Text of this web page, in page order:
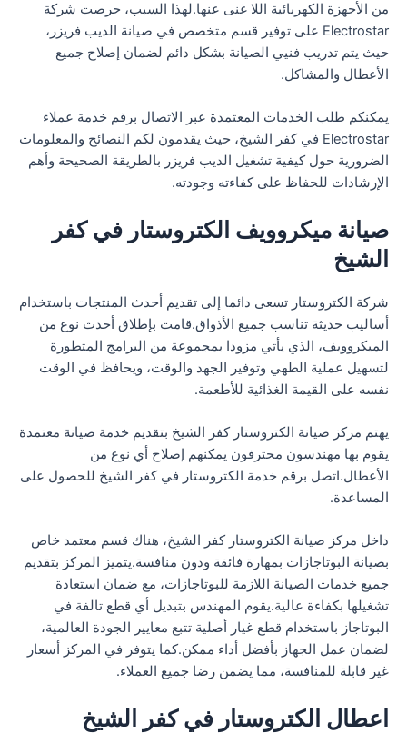
من الأجهزة الكهربائية اللا غنى عنها.لهذا السبب، حرصت شركة
Electrostar على توفير قسم متخصص في صيانة الديب فريزر،
حيث يتم تدريب فنيي الصيانة بشكل دائم لضمان إصلاح جميع
الأعطال والمشاكل.
يمكنكم طلب الخدمات المعتمدة عبر الاتصال برقم خدمة عملاء
Electrostar في كفر الشيخ، حيث يقدمون لكم النصائح والمعلومات
الضرورية حول كيفية تشغيل الديب فريزر بالطريقة الصحيحة وأهم
الإرشادات للحفاظ على كفاءته وجودته.
صيانة ميكروويف الكتروستار في كفر
الشيخ
شركة الكتروستار تسعى دائما إلى تقديم أحدث المنتجات باستخدام
أساليب حديثة تناسب جميع الأذواق.قامت بإطلاق أحدث نوع من
الميكروويف، الذي يأتي مزودا بمجموعة من البرامج المتطورة
لتسهيل عملية الطهي وتوفير الجهد والوقت، ويحافظ في الوقت
نفسه على القيمة الغذائية للأطعمة.
يهتم مركز صيانة الكتروستار كفر الشيخ بتقديم خدمة صيانة معتمدة
يقوم بها مهندسون محترفون يمكنهم إصلاح أي نوع من
الأعطال.اتصل برقم خدمة الكتروستار في كفر الشيخ للحصول على
المساعدة.
داخل مركز صيانة الكتروستار كفر الشيخ، هناك قسم معتمد خاص
بصيانة البوتاجازات بمهارة فائقة ودون منافسة.يتميز المركز بتقديم
جميع خدمات الصيانة اللازمة للبوتاجازات، مع ضمان استعادة
تشغيلها بكفاءة عالية.يقوم المهندس بتبديل أي قطع تالفة في
البوتاجاز باستخدام قطع غيار أصلية تتبع معايير الجودة العالمية،
لضمان عمل الجهاز بأفضل أداء ممكن.كما يتوفر في المركز أسعار
غير قابلة للمنافسة، مما يضمن رضا جميع العملاء.
اعطال الكتروستار في كفر الشيخ